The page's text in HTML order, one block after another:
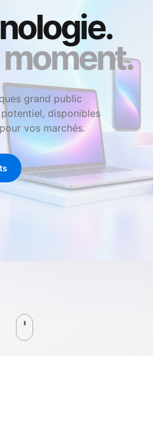
grand public
disponibles
vos marchés.